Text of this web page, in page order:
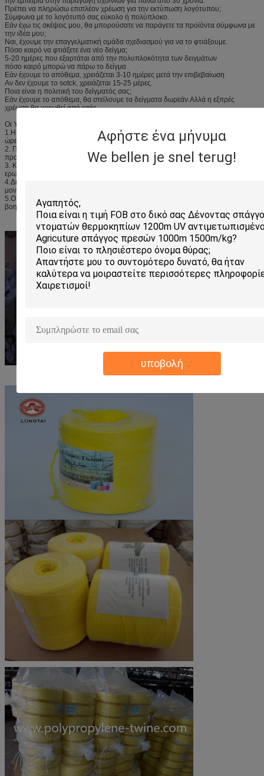
Αφήστε ένα μήνυμα
We bellen je snel terug!
υποβολή
Πρέπει να πληρώσω επιπλέον χρέωση για την εκτύπωση λογότυπου;
Σύμφωνα με το λογότυπό σας εύκολο ή πολύπλοκο.
Εάν έχω τις σκέψεις μου, θα μπορούσατε να παράγετε τα προϊόντα σύμφωνα με
την ιδέα μου;
Ναι, έχουμε την επαγγελματική ομάδα σχεδιασμού για να το φτιάξουμε.
Πόσο καιρό να φτιάξετε ένα νέο δείγμα;
5-20 ημέρες που εξαρτάται από την πολυπλοκότητα των δειγμάτων
πόσο καιρό μπορώ να πάρω το δείγμα
Εάν έχουμε το απόθεμα, χρειάζεται 3-10 ημέρες μετά την επιβεβαίωση
Αν δεν έχουμε το sotck, χρειάζεται 15-25 μέρες.
Ποια είναι η πολιτική του δείγματός σας;
Εάν έχουμε το απόθεμα, θα στείλουμε τα δείγματα δωρεάν.Αλλά η εξπρές
χρέωση θα χρεωθεί από εσάς.
Οι Υπηρεσίες μας
1.Η ερώτησή σας σχετικά με τα προϊόντα ή τις τιμές μας θα απαντηθεί σε 24
ώρες.
2. Προστασία του χώρου πωλήσεών σας, των ιδεών σχεδιασμού και όλων των
προσωπικών σας πληροφοριών.
3. Καλά εκπαιδευμένο και έμπειρο προσωπικό για να απαντήσει σε όλες τις
ερωτήσεις σας σε άπταιστα αγγλικά.
4.Διανομέας προσφέρεται για το μοναδικό σας σχέδιο και ορισμένα τρέχοντα
μοντέλα μας.
5.OEM&ODM, οποιοδήποτε προσαρμοσμένο σχοινί σας μπορούμε να σας
βοηθήσουμε να σχεδιάσετε και να βάλετε στο προϊόν.